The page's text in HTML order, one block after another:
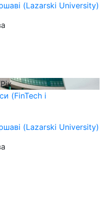
(Lazarski University)
(FinTech i
(Lazarski University)